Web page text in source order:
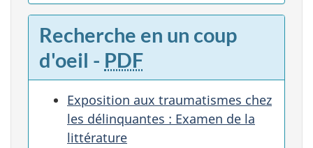
Recherche en un coup
d'oeil - PDF
Exposition aux traumatismes chez
les délinquantes : Examen de la
littérature